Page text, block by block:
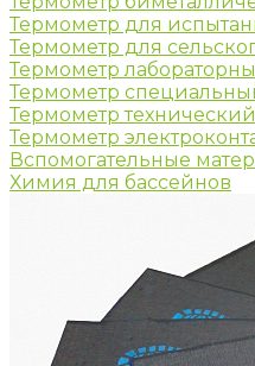
Термометр для
Термометр для
Термометр
Термометр
Термометр технический
Термометр
Вспомогательные
Химия для бассейнов